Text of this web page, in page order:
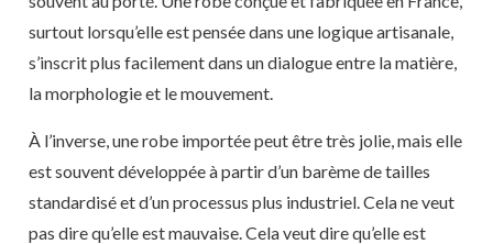
surtout lorsqu’elle est pensée dans une logique artisanale,
s’inscrit plus facilement dans un dialogue entre la matière,
la morphologie et le mouvement.
À l’inverse, une robe importée peut être très jolie, mais elle
est souvent développée à partir d’un barème de tailles
standardisé et d’un processus plus industriel. Cela ne veut
pas dire qu’elle est mauvaise. Cela veut dire qu’elle est